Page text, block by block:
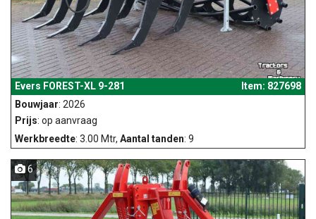
Evers FOREST-XL 9-281
Item: 827698
Bouwjaar: 2026
Prijs: op aanvraag
Werkbreedte: 3.00 Mtr, Aantal tanden: 9
6